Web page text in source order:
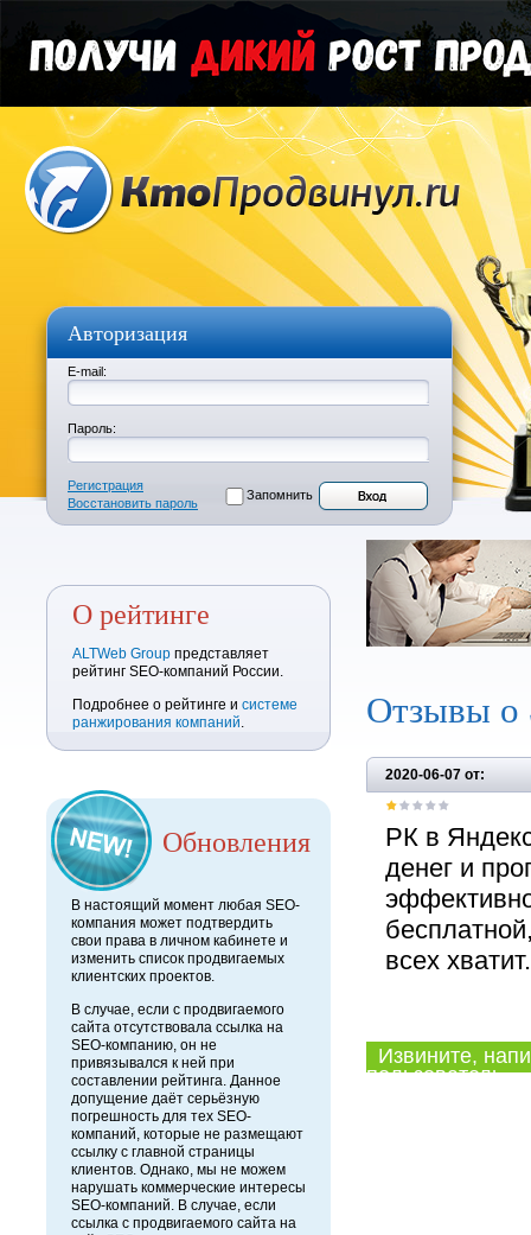
Авторизация
E-mail:
Пароль:
Регистрация
Восстановить пароль
Запомнить
О рейтинге
ALTWeb Group представляет
рейтинг SEO-компаний России.
Подробнее о рейтинге и системе
ранжирования компаний.
Обновления
В настоящий момент любая SEO-
компания может подтвердить
свои права в личном кабинете и
изменить список продвигаемых
клиентских проектов.
В случае, если с продвигаемого
сайта отсутствовала ссылка на
SEO-компанию, он не
привязывался к ней при
составлении рейтинга. Данное
допущение даёт серьёзную
погрешность для тех SEO-
компаний, которые не размещают
ссылку с главной страницы
клиентов. Однако, мы не можем
нарушать коммерческие интересы
SEO-компаний. В случае, если
ссылка с продвигаемого сайта на
Отзывы о
2020-06-07 от:
РК в
денег и
всех
Извините,
пользователь.